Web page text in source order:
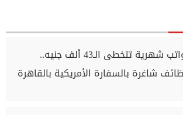
رواتب شهرية تتخطى الـ43 ألف جنيه..
شاغرة بالسفارة الأمريكية بالقاهرة